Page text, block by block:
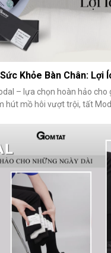
Khỏe Bàn Chân: Lợi
– lựa chọn hoàn hảo cho
hút mồ hôi vượt trội, tất
da liễu. Hãy cùng khám
thành xu hướng không thể